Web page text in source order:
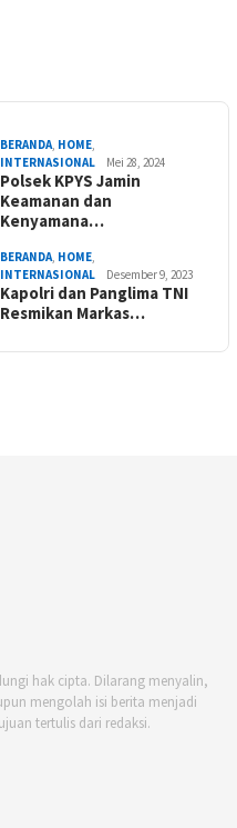
BERANDA, HOME,
INTERNASIONAL
Mei 28, 2024
Polsek KPYS Jamin
Keamanan dan
Kenyamana…
BERANDA, HOME,
INTERNASIONAL
Desember 9, 2023
Kapolri dan Panglima TNI
Resmikan Markas…
hak cipta. Dilarang menyalin,
mengolah isi berita menjadi
tertulis dari redaksi.